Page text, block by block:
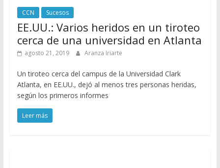
CCN Sucesos
EE.UU.: Varios heridos en un tiroteo
cerca de una universidad en Atlanta
agosto 21, 2019 Aranza Iriarte
Un tiroteo cerca del campus de la Universidad Clark
Atlanta, en EE.UU., dejó al menos tres personas heridas,
según los primeros informes
Leer más